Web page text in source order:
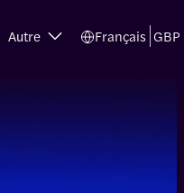
Autre Français GBP